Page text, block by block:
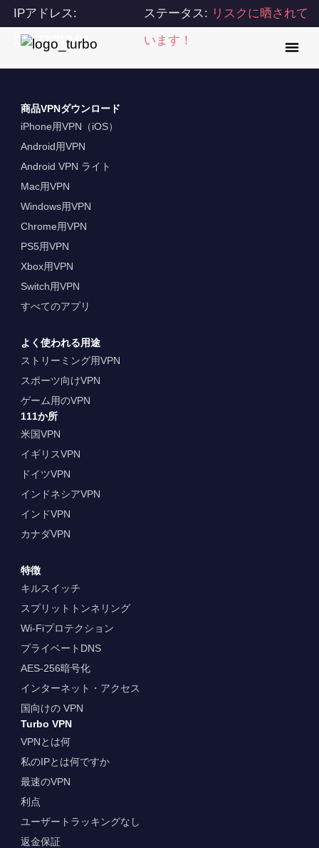
IPアドレス:
216.73.217.93
ステータス: リスクに晒されて
います！
商品VPNダウンロード
iPhone用VPN（iOS）
Android用VPN
Android VPN ライト
Mac用VPN
Windows用VPN
Chrome用VPN
PS5用VPN
Xbox用VPN
Switch用VPN
すべてのアプリ
よく使われる用途
ストリーミング用VPN
スポーツ向けVPN
ゲーム用のVPN
111か所
米国VPN
イギリスVPN
ドイツVPN
インドネシアVPN
インドVPN
カナダVPN
特徴
キルスイッチ
スプリットトンネリング
Wi-Fiプロテクション
プライベートDNS
AES-256暗号化
インターネット・アクセス
国向けの VPN
Turbo VPN
VPNとは何
私のIPとは何ですか
最速のVPN
利点
ユーザートラッキングなし
返金保証